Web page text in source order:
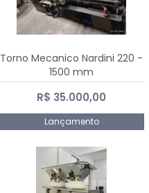
Torno Mecanico Nardini 220 -
1500 mm
R$ 35.000,00
Lançamento